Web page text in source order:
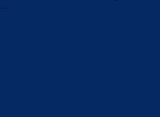
mich, ob die Zahlen welche veröffentlich